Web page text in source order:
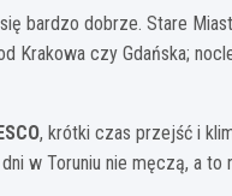
bardzo dobrze. Stare
Krakowa czy Gdańska;
, krótki czas przejść i
w Toruniu nie męczą, a to